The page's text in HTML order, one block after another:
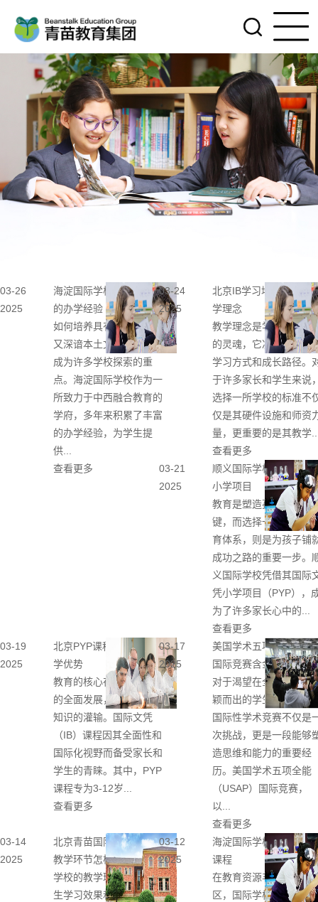
03-26
2025
海淀国际学校：中西融合
的办学经验
如何培养具有国际视野、
又深谙本土文化的学生，
成为许多学校探索的重
点。海淀国际学校作为一
所致力于中西融合教育的
学府，多年来积累了丰富
的办学经验，为学生提
供...
查看更多
03-24
2025
北京IB学习培养学校的
学理念
教学理念是学校教育实
的灵魂，它决定了学生
学习方式和成长路径。
于许多家长和学生来说
选择一所学校的标准不
仅是其硬件设施和师资
量，更重要的是其教学
查看更多
03-21
2025
顺义国际学校：国际文
小学项目
教育是塑造孩子未来的
键，而选择一个适合的
育体系，则是为孩子铺
成功之路的重要一步。
义国际学校凭借其国际
凭小学项目（PYP），
为了许多家长心中的...
查看更多
03-19
2025
北京PYP课程IB学校的教
学优势
教育的核心在于培养学生
的全面发展，而不仅仅是
知识的灌输。国际文凭
（IB）课程因其全面性和
国际化视野而备受家长和
学生的青睐。其中，PYP
课程专为3-12岁...
查看更多
03-17
2025
美国学术五项全能USAP
国际竞赛含金量
对于渴望在全球竞争中
颖而出的学生来说，参
国际性学术竞赛不仅是
次挑战，更是一段能够
造思维和能力的重要经
历。美国学术五项全能
（USAP）国际竞赛，
以...
查看更多
03-14
2025
北京青苗国际双语学校的
教学环节怎样？
学校的教学环节是决定学
生学习效果和成长路径的
03-12
2025
海淀国际学校有哪些核
课程
在教育资源丰富的海淀
区，国际学校凭借其独